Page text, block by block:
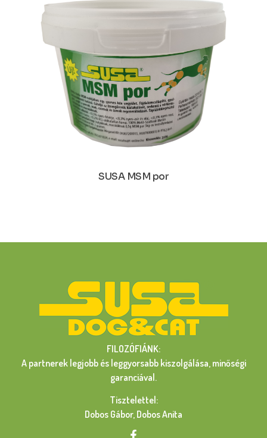
SUSA MSM por
FILOZÓFIÁNK:
A partnerek legjobb és leggyorsabb kiszolgálása, minőségi
garanciával.
Tisztelettel:
Dobos Gábor, Dobos Anita